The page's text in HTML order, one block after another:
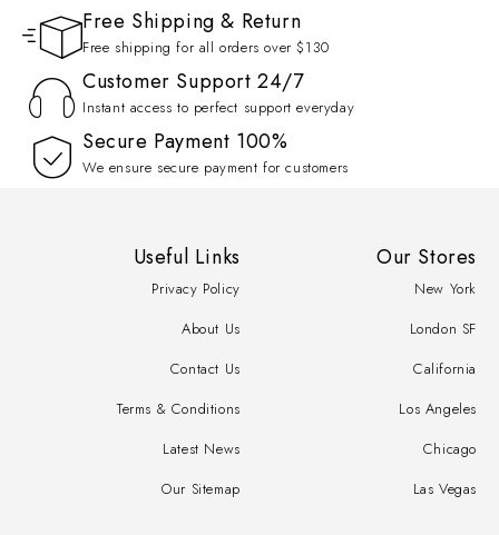
Free Shipping & Return
Free shipping for all orders over $130
Customer Support 24/7
Instant access to perfect support everyday
100% Secure Payment
We ensure secure payment for customers
Our Stores
New York
London SF
California
Los Angeles
Chicago
Las Vegas
Useful Links
Privacy Policy
About Us
Contact Us
Terms & Conditions
Latest News
Our Sitemap